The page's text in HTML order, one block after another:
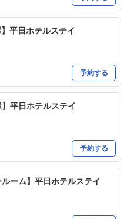
】平日ホテルステイ
予約する
】平日ホテルステイ
予約する
ルーム】平日ホテルステイ